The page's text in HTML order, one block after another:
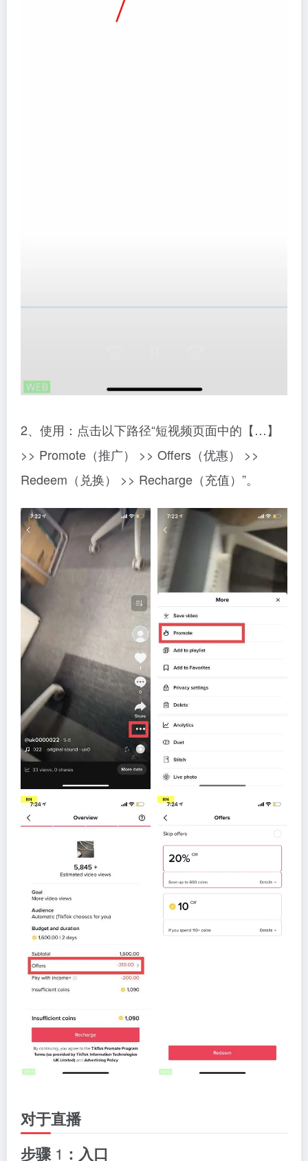
2、使用：点击以下路径“短视频页面中的【…】
>> Promote（推广） >> Offers（优惠） >>
Redeem（兑换） >> Recharge（充值）”。
对于直播
步骤 1 ：入口